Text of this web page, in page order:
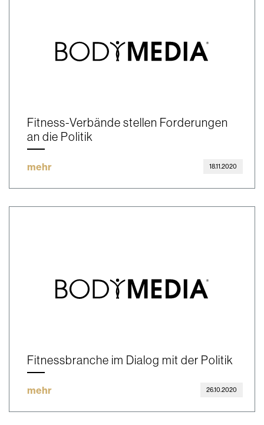
Fitness-Verbände stellen Forderungen
an die Politik
mehr 18.11.2020
Fitnessbranche im Dialog mit der Politik
mehr 26.10.2020